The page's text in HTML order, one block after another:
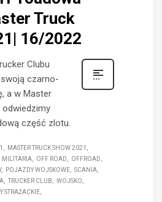
Truck
16/2022
Clubu
czarno-
a w Master
odwiedzimy
część zlotu.
MASTER TRUCK SHOW 2021
MILITARIA OFF ROAD
OFFROAD
POJAZDY WOJSKOWE
SCANIA
TRUCKER CLUB
WOJSKO
STRAŻACKIE